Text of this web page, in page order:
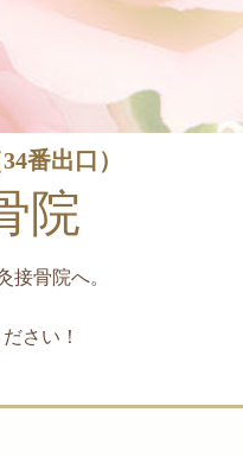
番出口）
院
接骨院へ。
さい！